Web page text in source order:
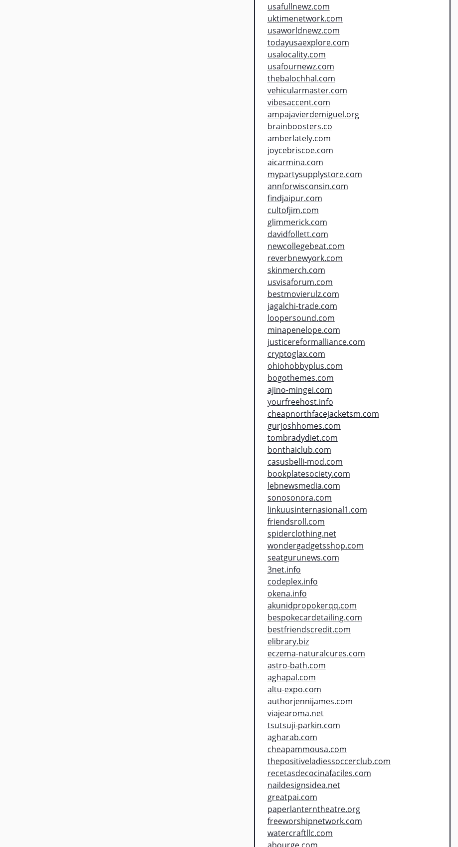
usafullnewz.com
uktimenetwork.com
usaworldnewz.com
todayusaexplore.com
usalocality.com
usafournewz.com
thebalochhal.com
vehicularmaster.com
vibesaccent.com
ampajavierdemiguel.org
brainboosters.co
amberlately.com
joycebriscoe.com
aicarmina.com
mypartysupplystore.com
annforwisconsin.com
findjaipur.com
cultofjim.com
glimmerick.com
davidfollett.com
newcollegebeat.com
reverbnewyork.com
skinmerch.com
usvisaforum.com
bestmovierulz.com
jagalchi-trade.com
loopersound.com
minapenelope.com
justicereformalliance.com
cryptoglax.com
ohiohobbyplus.com
bogothemes.com
ajino-mingei.com
yourfreehost.info
cheapnorthfacejacketsm.com
gurjoshhomes.com
tombradydiet.com
bonthaiclub.com
casusbelli-mod.com
bookplatesociety.com
lebnewsmedia.com
sonosonora.com
linkuusinternasional1.com
friendsroll.com
spiderclothing.net
wondergadgetsshop.com
seatgurunews.com
3net.info
codeplex.info
okena.info
akunidpropokerqq.com
bespokecardetailing.com
bestfriendscredit.com
elibrary.biz
eczema-naturalcures.com
astro-bath.com
aghapal.com
altu-expo.com
authorjennijames.com
viajearoma.net
tsutsuji-parkin.com
agharab.com
cheapammousa.com
thepositiveladiessoccerclub.com
recetasdecocinafaciles.com
naildesignsidea.net
greatpai.com
paperlanterntheatre.org
freeworshipnetwork.com
watercraftllc.com